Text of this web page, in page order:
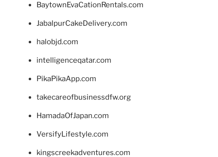
BaytownEvaCationRentals.com
JabalpurCakeDelivery.com
halobjd.com
intelligenceqatar.com
PikaPikaApp.com
takecareofbusinessdfw.org
HamadaOfJapan.com
VersifyLifestyle.com
kingscreekadventures.com